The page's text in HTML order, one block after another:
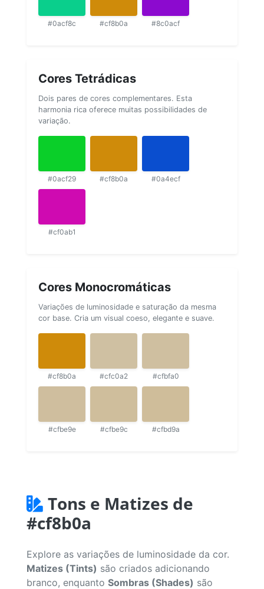
#0acf8c #cf8b0a #8c0acf
Cores Tetrádicas
Dois pares de cores complementares. Esta
harmonia rica oferece muitas possibilidades de
variação.
#0acf29 #cf8b0a #0a4ecf
#cf0ab1
Cores Monocromáticas
Variações de luminosidade e saturação da mesma
cor base. Cria um visual coeso, elegante e suave.
#cf8b0a #cfc0a2 #cfbfa0
#cfbe9e #cfbe9c #cfbd9a
Tons e Matizes de
#cf8b0a
Explore as variações de luminosidade da cor.
Matizes (Tints) são criados adicionando
branco, enquanto Sombras (Shades) são